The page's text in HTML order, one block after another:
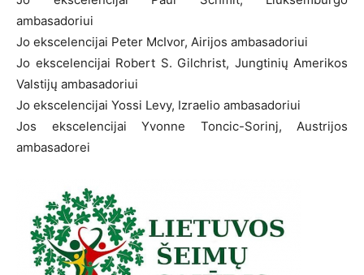
ambasadoriui
Jo ekscelencijai Peter McIvor, Airijos ambasadoriui
Jo ekscelencijai Robert S. Gilchrist, Jungtinių Amerikos
Valstijų ambasadoriui
Jo ekscelencijai Yossi Levy, Izraelio ambasadoriui
Jos ekscelencijai Yvonne Toncic-Sorinj, Austrijos
ambasadorei